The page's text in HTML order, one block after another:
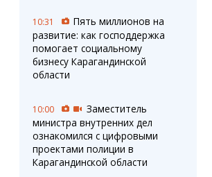
10:31
Пять миллионов на
развитие: как господдержка
помогает социальному
бизнесу Карагандинской
области
10:00
Заместитель
министра внутренних дел
ознакомился с цифровыми
проектами полиции в
Карагандинской области